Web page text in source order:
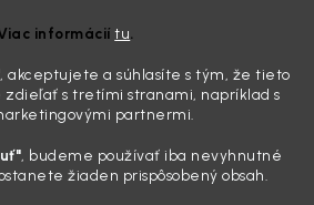
informáciítu.
, akceptujete a súhlasíte s tým, že tieto
s tretími stranami, napríklad s
partnermi.
, budeme používať iba nevyhnutné
žiaden prispôsobený obsah.
svieti slnko, vy sedíte v čerstvo
na palubnú dosku vás ide poraziť. V
tlačidiel a v švíkoch sedačiek na vás stále
ani vysávač tam jednodu...
výplatu: 5 kúskov autokozmetiky,